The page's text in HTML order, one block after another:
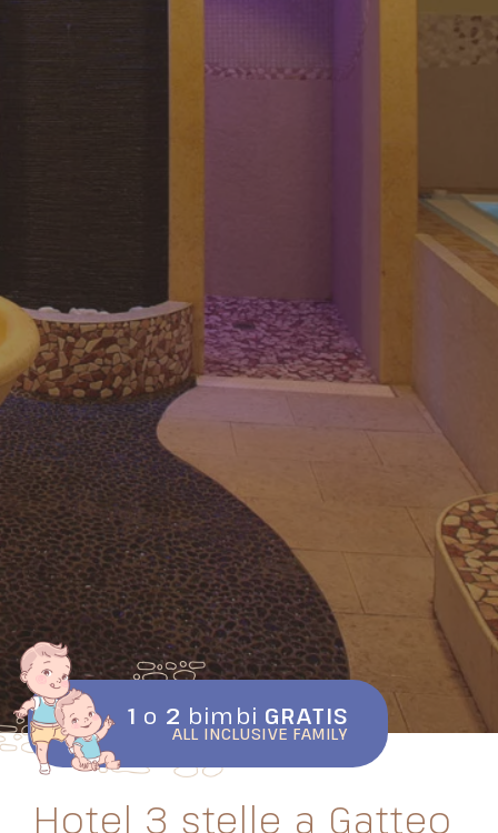
1 o 2 bimbi GRATIS
ALL INCLUSIVE FAMILY
Hotel 3 stelle a Gatteo